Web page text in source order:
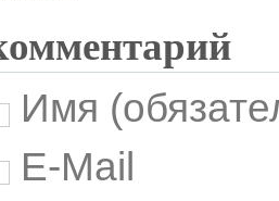
Имя
E-Mail